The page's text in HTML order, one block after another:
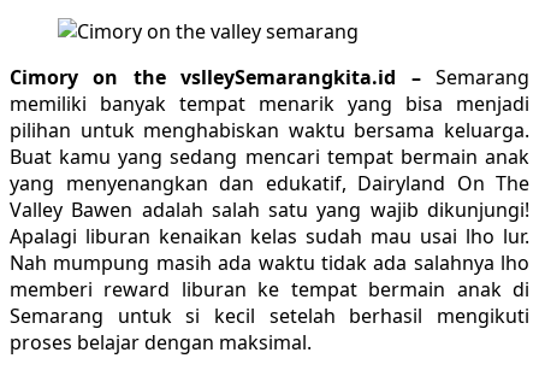
Cimory on the vslleySemarangkita.id – Semarang
memiliki banyak tempat menarik yang bisa menjadi
pilihan untuk menghabiskan waktu bersama keluarga.
Buat kamu yang sedang mencari tempat bermain anak
yang menyenangkan dan edukatif, Dairyland On The
Valley Bawen adalah salah satu yang wajib dikunjungi!
Apalagi liburan kenaikan kelas sudah mau usai lho lur.
Nah mumpung masih ada waktu tidak ada salahnya lho
memberi reward liburan ke tempat bermain anak di
Semarang untuk si kecil setelah berhasil mengikuti
proses belajar dengan maksimal.